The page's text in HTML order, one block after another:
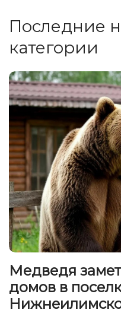
Последние
категории
Медведя
домов в